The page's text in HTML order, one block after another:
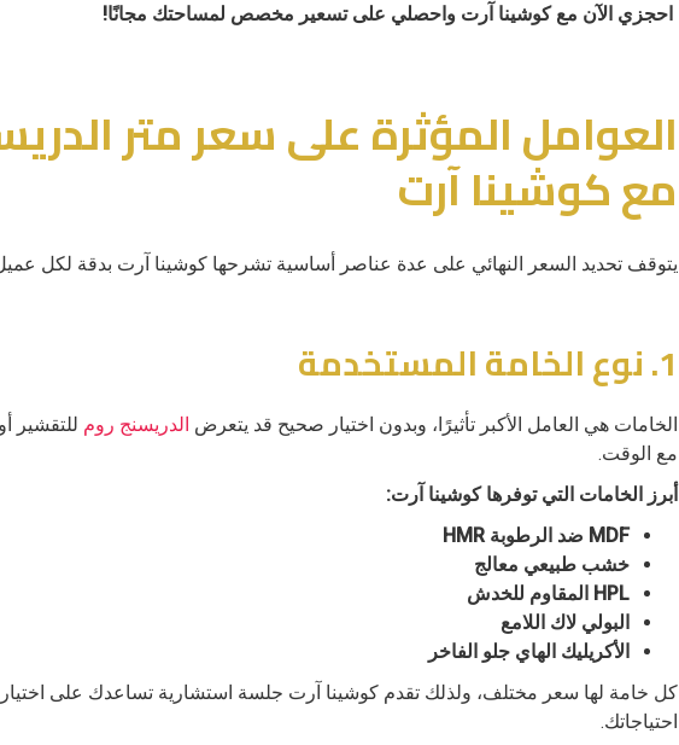
احجزي الآن مع كوشينا آرت واحصلي على تسعير مخصص لمساحتك مجانًا!
العوامل المؤثرة على سعر متر
مع كوشينا آرت
يتوقف تحديد السعر النهائي على عدة عناصر أساسية تشرحها كوشينا آرت بدقة لكل
1. نوع الخامة المستخدمة
الخامات هي العامل الأكبر تأثيرًا، وبدون اختيار صحيح قد يتعرض الدريسنج روم للتقشير
مع الوقت.
أبرز الخامات التي توفرها كوشينا آرت:
MDF ضد الرطوبة HMR
خشب طبيعي معالج
HPL المقاوم للخدش
البولي لاك اللامع
الأكريليك الهاي جلو الفاخر
كل خامة لها سعر مختلف، ولذلك تقدم كوشينا آرت جلسة استشارية تساعدك على
احتياجاتك.